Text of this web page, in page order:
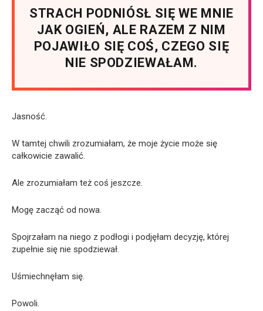
STRACH PODNIÓSŁ SIĘ WE MNIE
JAK OGIEŃ, ALE RAZEM Z NIM
POJAWIŁO SIĘ COŚ, CZEGO SIĘ
NIE SPODZIEWAŁAM.
Jasność.
W tamtej chwili zrozumiałam, że moje życie może się
całkowicie zawalić.
Ale zrozumiałam też coś jeszcze.
Mogę zacząć od nowa.
Spojrzałam na niego z podłogi i podjęłam decyzję, której
zupełnie się nie spodziewał.
Uśmiechnęłam się.
Powoli.